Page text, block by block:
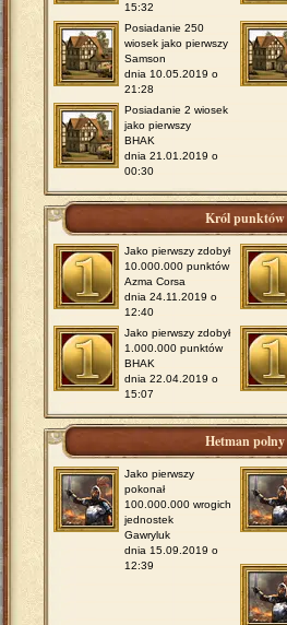
15:32
Posiadanie 250
wiosek jako pierwszy
Samson
dnia 10.05.2019 o
21:28
Posiadanie 2 wiosek
jako pierwszy
BHAK
dnia 21.01.2019 o
00:30
Król punktów
Jako pierwszy zdobył
10.000.000 punktów
Azma Corsa
dnia 24.11.2019 o
12:40
Jako pierwszy zdobył
1.000.000 punktów
BHAK
dnia 22.04.2019 o
15:07
Hetman polny
Jako pierwszy
pokonał
100.000.000 wrogich
jednostek
Gawryluk
dnia 15.09.2019 o
12:39